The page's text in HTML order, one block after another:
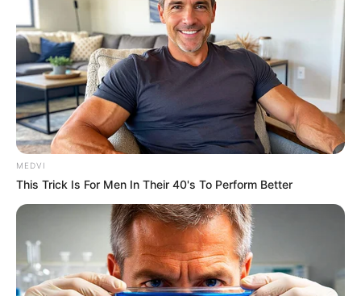
MEDVI
This Trick Is For Men In Their 40's To Perform Better